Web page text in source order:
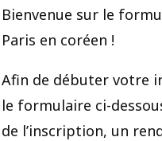
Bienvenue sur le
Paris en coréen !
Afin de débuter votre
le formulaire ci-
de l’inscription, un